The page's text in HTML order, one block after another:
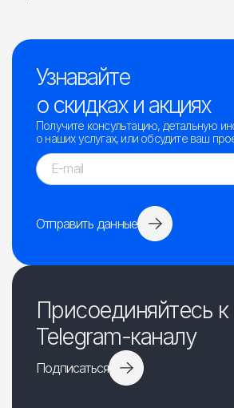
Узнавайте
о скидках и акциях
Получите консультацию, детальную
о наших услугах, или обсудите ваш
Отправить данные
Присоединяйтесь
Telegram-каналу
Подписаться